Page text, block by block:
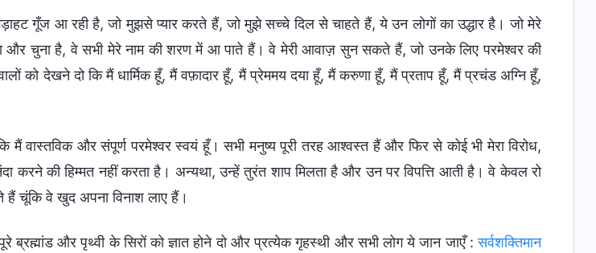
गूँज आ रही है, जो मुझसे प्यार करते हैं, जो मुझे सच्चे दिल से चाहते हैं, ये उन लोगों का उद्धार है। जो मेरे
और चुना है, वे सभी मेरे नाम की शरण में आ पाते हैं। वे मेरी आवाज़ सुन सकते हैं, जो उनके लिए परमेश्वर की
को देखने दो कि मैं धार्मिक हूँ, मैं वफ़ादार हूँ, मैं प्रेममय दया हूँ, मैं करुणा हूँ, मैं प्रताप हूँ, मैं प्रचंड अग्नि हूँ,
मैं वास्तविक और संपूर्ण परमेश्वर स्वयं हूँ। सभी मनुष्य पूरी तरह आश्वस्त हैं और फिर से कोई भी मेरा विरोध,
करने की हिम्मत नहीं करता है। अन्यथा, उन्हें तुरंत शाप मिलता है और उन पर विपत्ति आती है। वे केवल रो
चूंकि वे खुद अपना विनाश लाए हैं।
ब्रह्मांड और पृथ्वी के सिरों को ज्ञात होने दो और प्रत्येक गृहस्थी और सभी लोग ये जान जाएँ :सर्वशक्तिमान